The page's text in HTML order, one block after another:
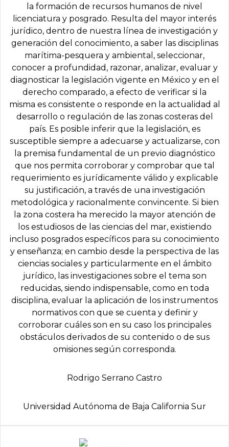
la formación de recursos humanos de nivel
licenciatura y posgrado. Resulta del mayor interés
jurídico, dentro de nuestra línea de investigación y
generación del conocimiento, a saber las disciplinas
marítima-pesquera y ambiental, seleccionar,
conocer a profundidad, razonar, analizar, evaluar y
diagnosticar la legislación vigente en México y en el
derecho comparado, a efecto de verificar si la
misma es consistente o responde en la actualidad al
desarrollo o regulación de las zonas costeras del
país. Es posible inferir que la legislación, es
susceptible siempre a adecuarse y actualizarse, con
la premisa fundamental de un previo diagnóstico
que nos permita corroborar y comprobar que tal
requerimiento es jurídicamente válido y explicable
su justificación, a través de una investigación
metodológica y racionalmente convincente. Si bien
la zona costera ha merecido la mayor atención de
los estudiosos de las ciencias del mar, existiendo
incluso posgrados específicos para su conocimiento
y enseñanza; en cambio desde la perspectiva de las
ciencias sociales y particularmente en el ámbito
jurídico, las investigaciones sobre el tema son
reducidas, siendo indispensable, como en toda
disciplina, evaluar la aplicación de los instrumentos
normativos con que se cuenta y definir y
corroborar cuáles son en su caso los principales
obstáculos derivados de su contenido o de sus
omisiones según corresponda.
Rodrigo Serrano Castro
Universidad Autónoma de Baja California Sur